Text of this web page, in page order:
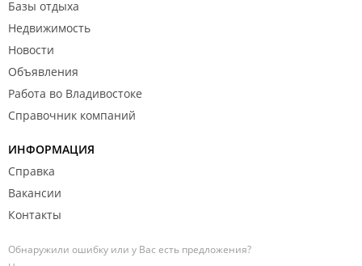
Базы отдыха
Недвижимость
Новости
Объявления
Работа во Владивостоке
Справочник компаний
ИНФОРМАЦИЯ
Справка
Вакансии
Контакты
Обнаружили ошибку или у Вас есть предложения?